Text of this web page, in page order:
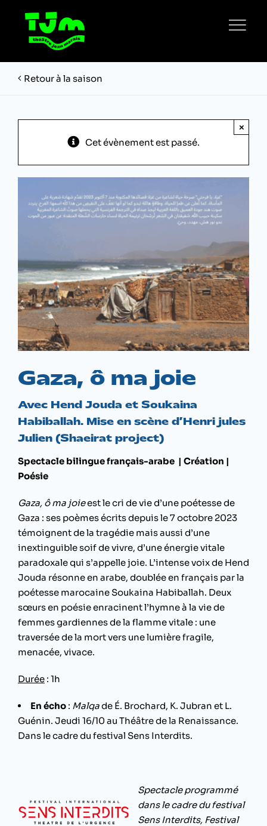
contenu
Retour à la saison
Cet évènement est passé.
×
Gaza, ô ma joie
Avec Hend Jouda et Soukaina
Habiballah. Mise en scène d’Henri jules
Julien (Shaeirat project)
Spectacle bilingue français-arabe | Création |
Poésie
Gaza, ô ma joieest le cri de vie d’une poétesse de
Gaza : ses poèmes écrits depuis le 7 octobre 2023
témoignent de la tragédie mais aussi d’une
inextinguible soif de vivre, d’une énergie vitale
paradoxale qui s’appelle joie. L’intense voix de Hend
Jouda résonne en arabe, doublée en français par la
poétesse marocaine Soukaina Habiballah. Deux
sœurs en poésie enracinent l’hymne à la vie de
femmes gardiennes de la flamme vitale : une
traversée de la mort vers une lumière fragile,
menacée, vivace.
Durée : 1h
En écho : Malqade É. Brochard, K. Jubran et L.
Guénin. Jeudi 16/10 au Théâtre de la Renaissance.
Dans le cadre du festival Sens Interdits.
Spectacle programmé
dans le cadre du festival
Sens Interdits, Festival